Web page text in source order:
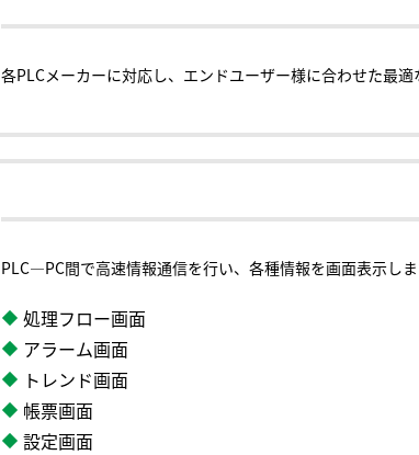
各PLCメーカーに対応し、エンドユーザー様に合わせた最適
PLC―PC間で高速情報通信を行い、各種情報を画面表示しま
処理フロー画面
アラーム画面
トレンド画面
帳票画面
設定画面